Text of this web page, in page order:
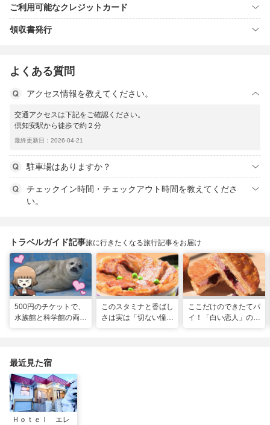
ご利用可能なクレジットカード
領収書発行
よくある質問
アクセス情報を教えてください。
交通アクセスは下記をご確認ください。
倶知安駅から徒歩で約２分
最終更新日：2026-04-21
駐車場はありますか？
チェックイン時間・チェックアウト時間を教えてくださ
い。
トラベルガイド記事旅に行きたくなる旅行記事をお届け
500円のチケットで、
水族館と科学館の両方
このスタミナと香ばし
さは実は「切ない憧
ここだけのできたてパ
イ！「白い恋人」の石
最近見た宿
Ｈｏｔｅｌ エレ